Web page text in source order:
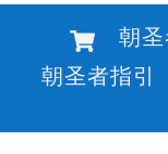
朝
朝圣者指引